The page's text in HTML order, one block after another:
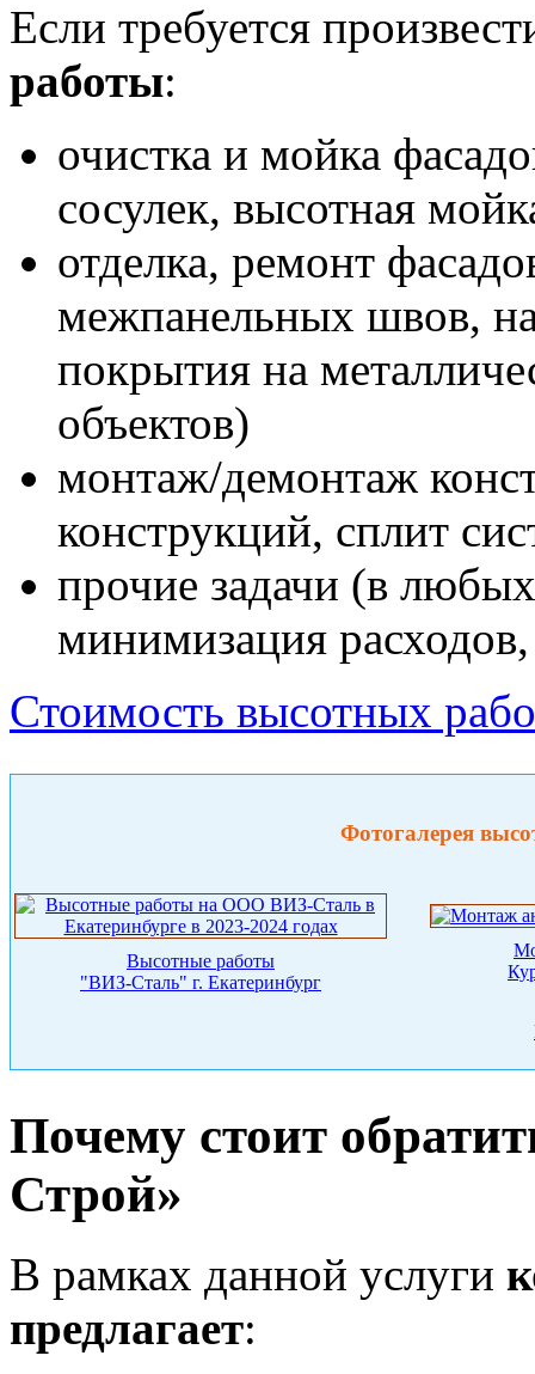
Если требуется
работы:
очистка и мойка
сосулек, высотная
отделка, ремонт
межпанельных швов,
покрытия на
объектов)
монтаж/демонтаж
конструкций, сплит
прочие задачи (в
минимизация
Стоимость высотных
Фотогалерея
Высотные работы
"ВИЗ-Сталь" г. Екатеринбург
Почему стоит
Строй»
В рамках данной услуги
предлагает: